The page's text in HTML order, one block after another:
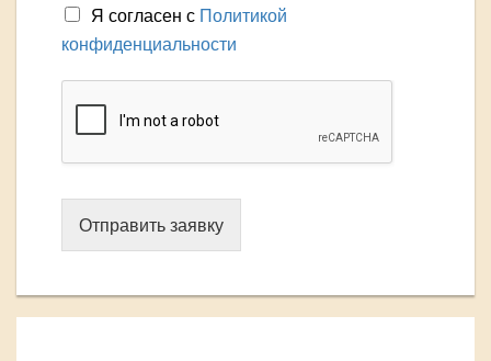
Я согласен с Политикой
конфиденциальности
Отправить заявку